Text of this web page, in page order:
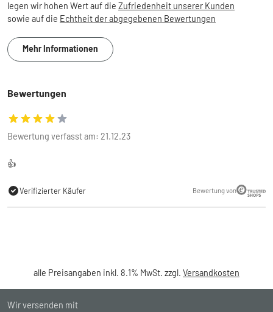
legen wir hohen Wert auf die Zufriedenheit unserer Kunden
sowie auf die Echtheit der abgegebenen Bewertungen
Mehr Informationen
Bewertungen
Bewertung verfasst am: 21.12.23
👍
Verifizierter Käufer Bewertung von
alle Preisangaben inkl. 8.1% MwSt. zzgl. Versandkosten
Wir versenden mit